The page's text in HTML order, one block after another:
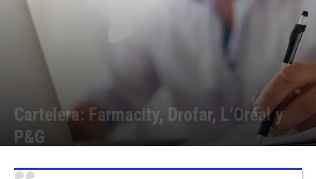
Cartelera: Farmacity, Drofar, L’Oréal y
P&G